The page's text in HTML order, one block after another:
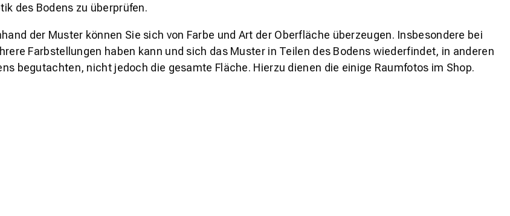
des Bodens zu überprüfen.
der Muster können Sie sich von Farbe und Art der Oberfläche überzeugen. Insbesondere bei
Farbstellungen haben kann und sich das Muster in Teilen des Bodens wiederfindet, in anderen
begutachten, nicht jedoch die gesamte Fläche. Hierzu dienen die einige Raumfotos im Shop.